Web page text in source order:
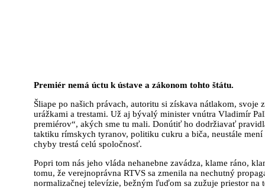
Premiér nemá úctu k ústave a zákonom tohto štátu.
Šliape po našich právach, autoritu si získava nátlakom,
urážkami a trestami. Už aj bývalý minister vnútra Vladimír
premiérov“, akých sme tu mali. Donútiť ho dodržiavať
taktiku rímskych tyranov, politiku cukru a biča, neustále
chyby trestá celú spoločnosť.
Popri tom nás jeho vláda nehanebne zavádza, klame ráno,
tomu, že verejnoprávna RTVS sa zmenila na nechutný
normalizačnej televízie, bežným ľuďom sa zužuje priestor na